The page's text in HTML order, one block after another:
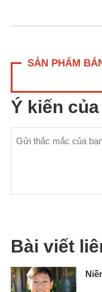
SẢN PHẨM
Ý kiến
Bài viết